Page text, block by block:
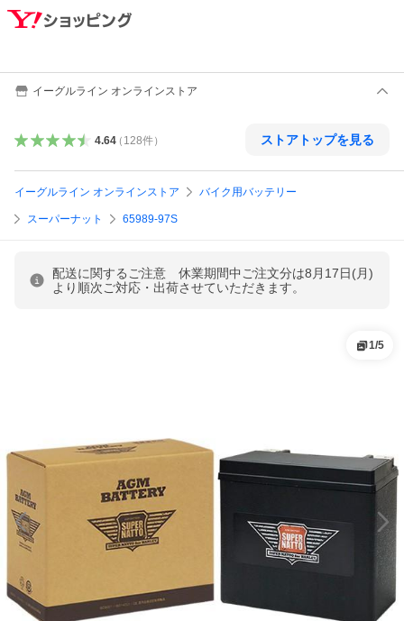
イーグルライン オンラインストア
4.64（ 128件） ストアトップを見る
イーグルライン オンラインストア バイク用バッテリー
スーパーナット 65989-97S
配送に関するご注意 休業期間中ご注文分は8月17日(月)
より順次ご対応・出荷させていただきます。
1/5